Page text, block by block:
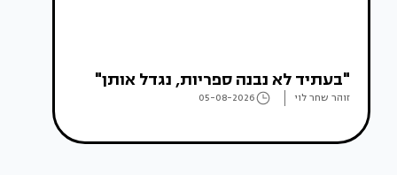
"בעתיד לא נבנה ספריות, נגדל אותן"
זוהר שחר לוי 05-08-2026